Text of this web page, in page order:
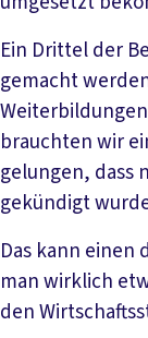
Ein Drittel der
gemacht
brauchten wir
gelungen, dass
gekündigt
Das kann einen
man wirklich
den